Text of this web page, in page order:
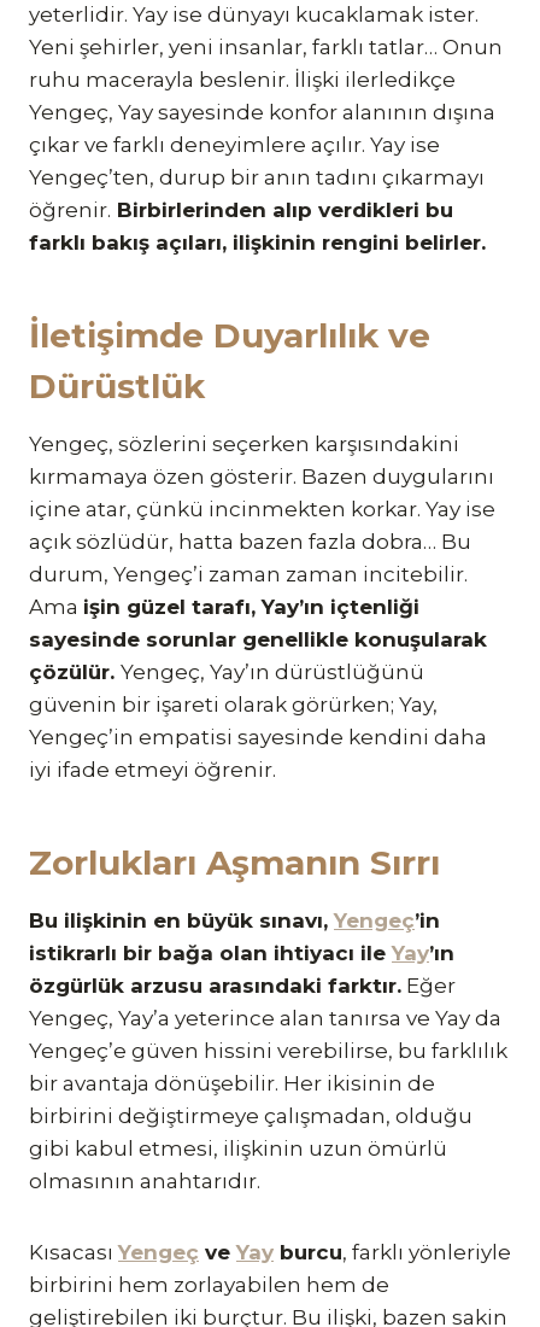
yeterlidir. Yay ise dünyayı kucaklamak ister.
Yeni şehirler, yeni insanlar, farklı tatlar… Onun
ruhu macerayla beslenir. İlişki ilerledikçe
Yengeç, Yay sayesinde konfor alanının dışına
çıkar ve farklı deneyimlere açılır. Yay ise
Yengeç’ten, durup bir anın tadını çıkarmayı
öğrenir. Birbirlerinden alıp verdikleri bu
farklı bakış açıları, ilişkinin rengini belirler.
İletişimde Duyarlılık ve
Dürüstlük
Yengeç, sözlerini seçerken karşısındakini
kırmamaya özen gösterir. Bazen duygularını
içine atar, çünkü incinmekten korkar. Yay ise
açık sözlüdür, hatta bazen fazla dobra… Bu
durum, Yengeç’i zaman zaman incitebilir.
Ama işin güzel tarafı, Yay’ın içtenliği
sayesinde sorunlar genellikle konuşularak
çözülür. Yengeç, Yay’ın dürüstlüğünü
güvenin bir işareti olarak görürken; Yay,
Yengeç’in empatisi sayesinde kendini daha
iyi ifade etmeyi öğrenir.
Zorlukları Aşmanın Sırrı
Bu ilişkinin en büyük sınavı,Yengeç’in
istikrarlı bir bağa olan ihtiyacı ileYay’ın
özgürlük arzusu arasındaki farktır. Eğer
Yengeç, Yay’a yeterince alan tanırsa ve Yay da
Yengeç’e güven hissini verebilirse, bu farklılık
bir avantaja dönüşebilir. Her ikisinin de
birbirini değiştirmeye çalışmadan, olduğu
gibi kabul etmesi, ilişkinin uzun ömürlü
olmasının anahtarıdır.
KısacasıYengeç veYay burcu, farklı yönleriyle
birbirini hem zorlayabilen hem de
geliştirebilen iki burçtur. Bu ilişki, bazen sakin